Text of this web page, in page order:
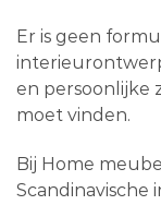
Er is geen
en persoonlijke
moet vinden.
Bij Home
Scandinavische